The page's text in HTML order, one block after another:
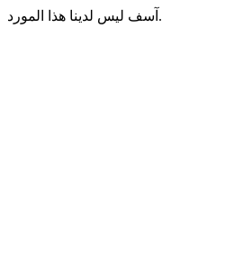
آسف ليس لدينا هذا المورد.